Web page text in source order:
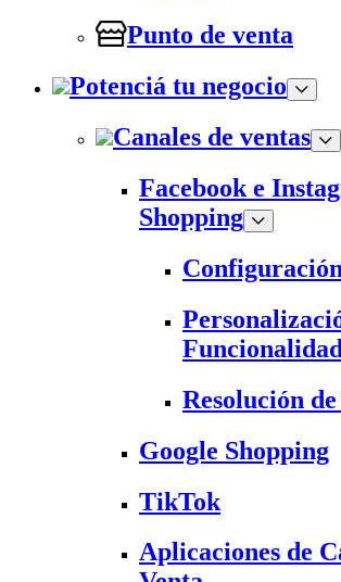
Punto de venta
Potenciá tu negocio
Canales de ventas
Facebook e
Shopping
Configuración
Resolución
Google Shopping
TikTok
Aplicaciones de